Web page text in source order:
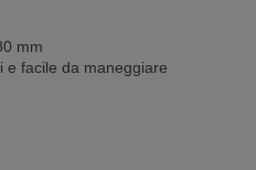
mm
e facile da maneggiare